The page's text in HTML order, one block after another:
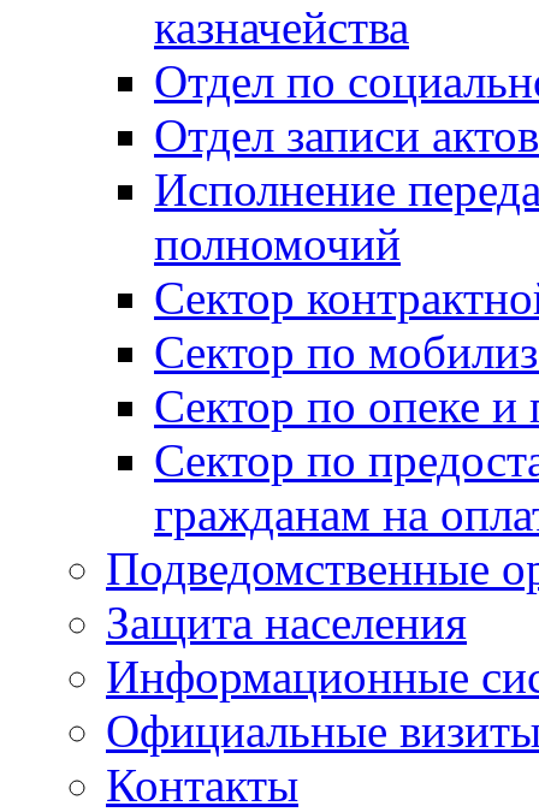
казначейства
Отдел по
Отдел записи
Исполнение
полномочий
Сектор
Сектор по
Сектор по опеке и
Сектор по
гражданам на
Подведомственные
Защита населения
Информационные
Официальные
Контакты